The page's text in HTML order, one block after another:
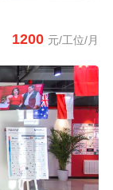
1200 元/工位/月